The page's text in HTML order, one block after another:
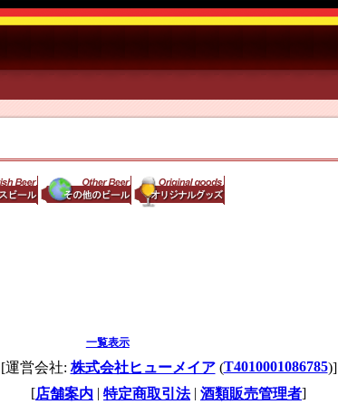
一覧表示
[運営会社: 株式会社ヒューメイア(T4010001086785)]
[店舗案内 | 特定商取引法| 酒類販売管理者]